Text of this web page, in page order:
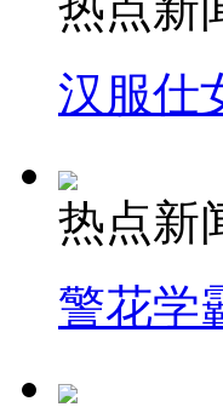
汉服仕
热点新
警花学